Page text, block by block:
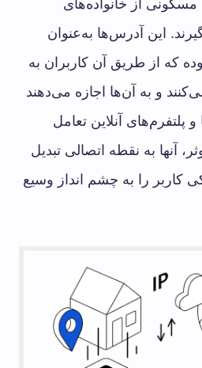
می‌گیرند، آدرس‌های IP مسکونی از خانواده‌های
این آدرس‌ها به‌عنوان
که از طریق آن کاربران به
و به آن‌ها اجازه می‌دهند
پلتفرم‌های آنلاین تعامل
آنها به نقطه اتصالی تبدیل
کاربر را به چشم انداز وسیع